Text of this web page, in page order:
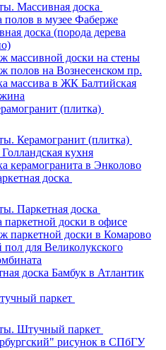
Массивная доска
полов в музее Фаберже
доска (порода дерева
массивной доски на стены
полов на Вознесенском пр.
массива в ЖК Балтийская
(плитка)
Керамогранит (плитка)
кухня
керамогранита в Энколово
доска
Паркетная доска
паркетной доски в офисе
паркетной доски в Комарово
для Великолукского
доска Бамбук в Атлантик
паркет
Штучный паркет
рисунок в СПбГУ